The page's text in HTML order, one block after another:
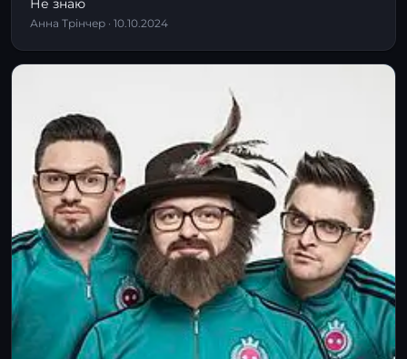
Не знаю
Анна Трінчер · 10.10.2024